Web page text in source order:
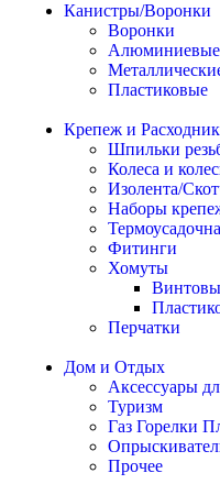
Канистры/Воронки
Воронки
Алюминиевые
Пластиковые
Крепеж и
Шпильки
Колеса и
Изолента/
Наборы
Фитинги
Хомуты
Перчатки
Дом и Отдых
Аксессуары
Туризм
Газ Горелки
Прочее